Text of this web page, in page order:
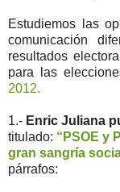
Estudiemos las
comunicación
resultados
para las
2012.
1.- Enric Juliana
titulado: “PSOE y
gran sangría
párrafos: